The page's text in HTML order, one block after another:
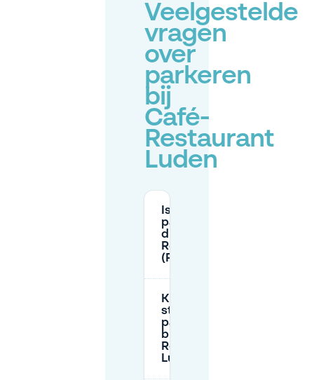
Veelgestelde
vragen
over
parkeren
bij
Café-
Restaurant
Luden
Is er
parkeergelegenheid
direct voor Café-
Restaurant Luden
(Plein)?
Kan ik op
straat
parkeren
bij Café-
Restaurant
Luden?